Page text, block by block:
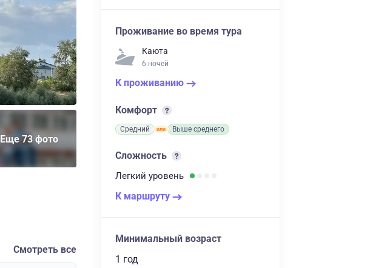
Еще 73 фото
Смотреть все
Проживание во время тура
Каюта
6 ночей
К проживанию
Комфорт
Средний Выше среднего
Сложность
Легкий уровень
К маршруту
Минимальный возраст
1 год